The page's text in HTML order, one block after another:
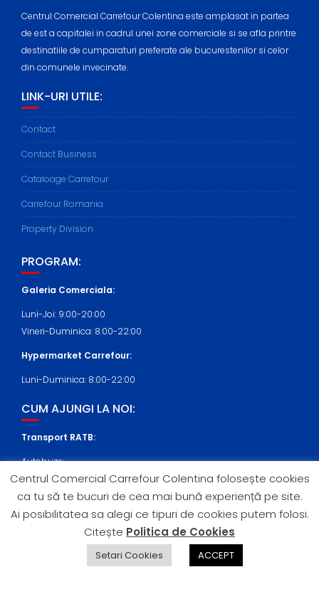
Centrul Comercial Carrefour Colentina este amplasat in partea
de est a capitalei in cadrul unei zone comerciale si se afla printre
destinatiile de cumparaturi preferate ale bucurestenilor si celor
din comunele invecinate.
LINK-URI UTILE:
Contact
Contact Business
Cataloage Carrefour
Carrefour Romania
Property Division
PROGRAM:
Galeria Comerciala:
Luni-Joi: 9:00-20:00
Vineri-Duminica: 8:00-22:00
Hypermarket Carrefour:
Luni-Duminica: 8:00-22:00
CUM AJUNGI LA NOI:
Transport RATB:
Autobuze:
409, N108 (statia Nicolae Cernea)
Tramvaie:
21 (statia Nicolae Cernea)
Centrul Comercial Carrefour Colentina folosește cookies
ca tu să te bucuri de cea mai bună experiență pe site.
Ai posibilitatea sa alegi ce tipuri de cookies putem folosi.
Citește Politica de Cookies
Setari Cookies ACCEPT